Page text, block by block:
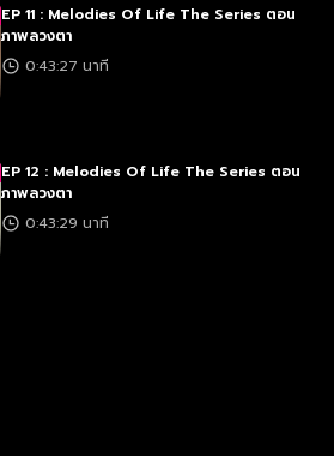
EP 11 : Melodies Of Life The Series ตอน
ภาพลวงตา
0:43:27 นาที
EP 12 : Melodies Of Life The Series ตอน
ภาพลวงตา
0:43:29 นาที